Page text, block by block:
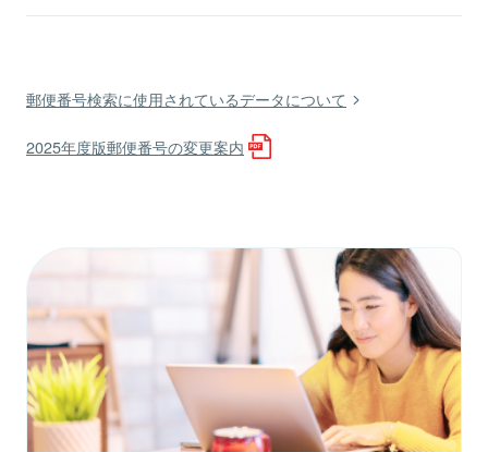
郵便番号検索に使用されているデータについて
2025年度版郵便番号の変更案内